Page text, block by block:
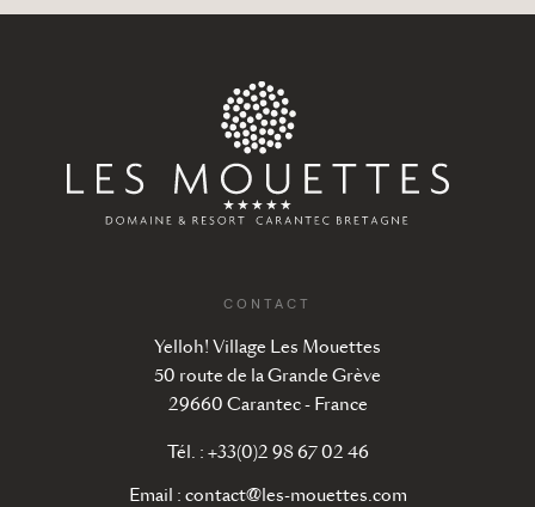
CONTACT
Yelloh! Village Les Mouettes
50 route de la Grande Grève
29660 Carantec - France
Tél. : +33(0)2 98 67 02 46
Email : contact@les-mouettes.com